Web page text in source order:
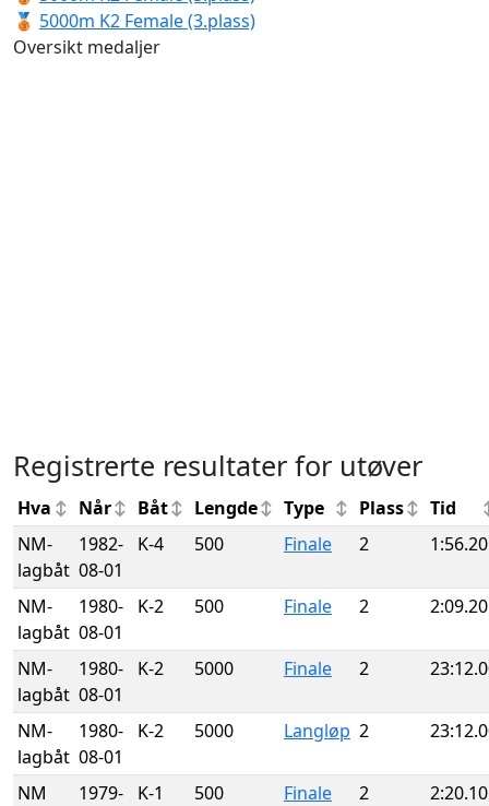
🥉 5000m K2 Female (3.plass)
Oversikt medaljer
Registrerte resultater for utøver
Hva Når Båt Lengde Type Plass
Tid
NM-
lagbåt
1982-
08-01
K-4 500 Finale 2 1:56.20
NM-
lagbåt
1980-
08-01
K-2 500 Finale 2 2:09.20
NM-
lagbåt
1980-
08-01
K-2 5000 Finale 2
NM-
lagbåt
1980-
08-01
K-2 5000 Langløp 2
NM
1979-
K-1 500 Finale 2 2:20.10